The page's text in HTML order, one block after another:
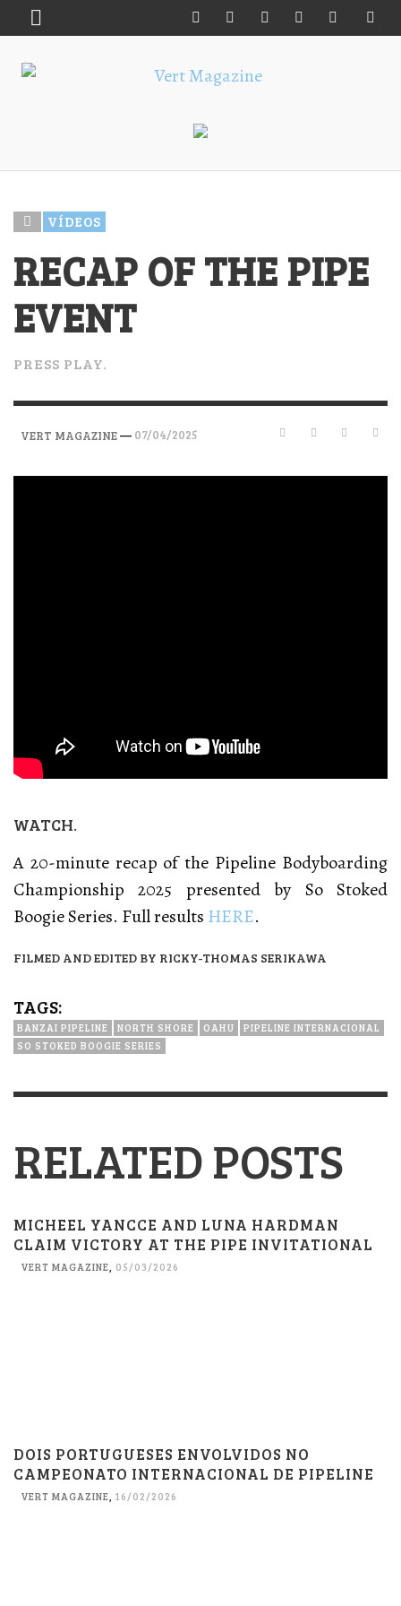
VÍDEOS
RECAP OF THE PIPE
EVENT
PRESS PLAY.
VERT MAGAZINE— 07/04/2025
WATCH.
A 20-minute recap of the Pipeline Bodyboarding
Championship 2025 presented by So Stoked
Boogie Series. Full results HERE.
FILMED AND EDITED BY RICKY-THOMAS SERIKAWA
TAGS:
BANZAI PIPELINE NORTH SHORE OAHU
PIPELINE INTERNACIONAL
SO STOKED BOOGIE SERIES
RELATED POSTS
MICHEEL YANCCE AND LUNA HARDMAN
CLAIM VICTORY AT THE PIPE INVITATIONAL
VERT MAGAZINE 05/03/2026
DOIS PORTUGUESES ENVOLVIDOS NO
CAMPEONATO INTERNACIONAL DE PIPELINE
VERT MAGAZINE, 16/02/2026